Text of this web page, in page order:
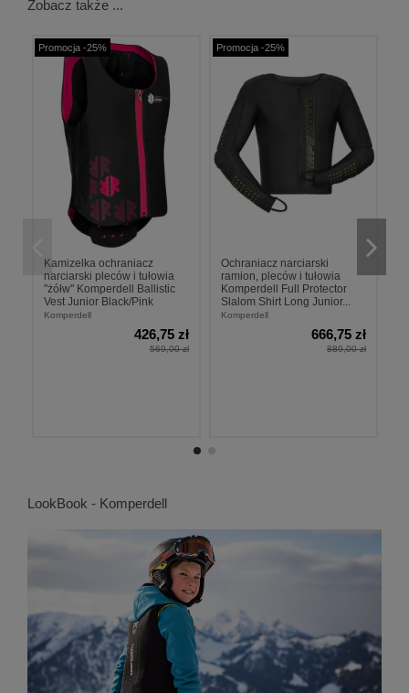
Zobacz także ...
Promocja -25%
Kamizelka ochraniacz
narciarski pleców i tułowia
"żółw" Komperdell Ballistic
Vest Junior Black/Pink
Komperdell
426,75 zł
569,00 zł
Promocja -25%
Ochraniacz narciarski
ramion, pleców i tułowia
Komperdell Full Protector
Slalom Shirt Long Junior...
Komperdell
666,75 zł
889,00 zł
LookBook - Komperdell